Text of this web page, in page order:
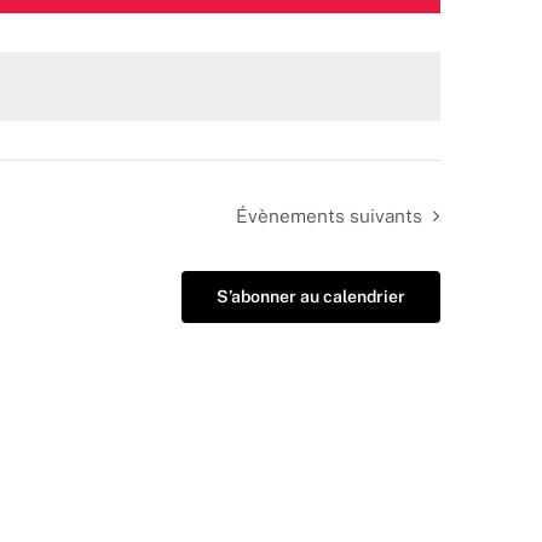
Évènements suivants
S’abonner au calendrier